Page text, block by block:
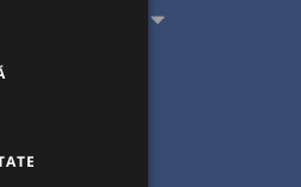
plăți cu